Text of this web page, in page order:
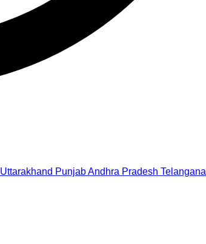
Uttarakhand PunjabAndhra Pradesh Telangana